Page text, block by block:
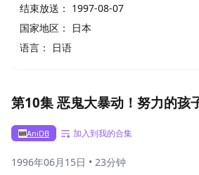
结束放送： 1997-08-07
国家地区：
日本
语言：
日语
第10集 恶鬼大暴动！努力的孩
AniDB 加入到我的合集
1996年06月15日 • 23分钟